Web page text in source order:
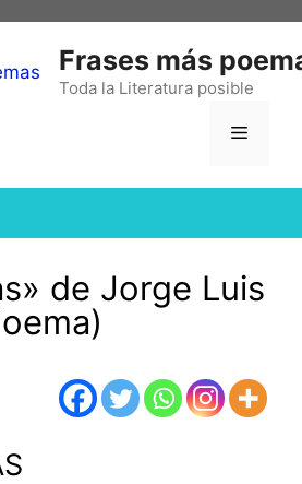
Frases más
Toda la Literatura posible
de Jorge Luis